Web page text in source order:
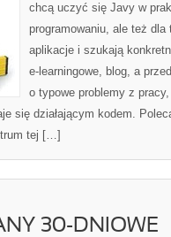
chcą uczyć się Javy w
programowaniu, ale też
aplikacje i szukają
e-learningowe, blog, a
o typowe problemy z
się działającym kodem.
tej […]
30-DNIOWE